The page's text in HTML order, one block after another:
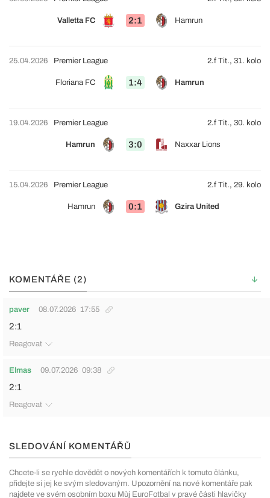
Valletta FC 2:1 Hamrun
25.04.2026
Floriana FC 1:4 Hamrun
Premier League 2.f Tit., 31. kolo
19.04.2026
Hamrun 3:0 Naxxar Lions
Premier League 2.f Tit., 30. kolo
15.04.2026
Hamrun 0:1 Gzira United
Premier League 2.f Tit., 29. kolo
KOMENTÁŘE (2)
paver 08.07.2026 17:55
2:1
Reagovat
Elmas 09.07.2026 09:38
2:1
Reagovat
SLEDOVÁNÍ KOMENTÁŘŮ
Chcete-li se rychle dovědět o nových komentářích k tomuto článku,
přidejte si jej ke svým sledovaným. Upozornění na nové komentáře pak
najdete ve svém osobním boxu Můj EuroFotbal v pravé části hlavičky